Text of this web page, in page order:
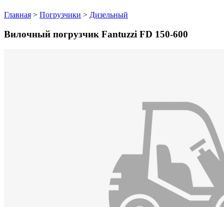
Главная > Погрузчики > Дизельный
Вилочный погрузчик Fantuzzi FD 150-600